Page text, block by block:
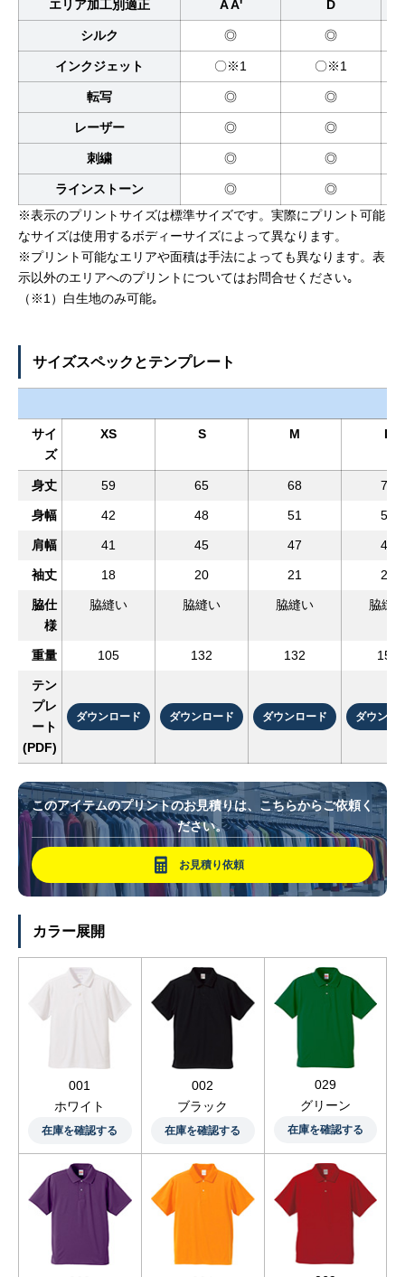
エリア加工別適正 A A' D
シルク ◎ ◎
インクジェット 〇※1 〇※1
転写 ◎ ◎
レーザー ◎ ◎
刺繍 ◎ ◎
ラインストーン ◎
◎
※表示のプリントサイズは標準サイズです。実際にプリント可能
なサイズは使用するボディーサイズによって異なります。
※プリント可能なエリアや面積は手法によっても異なります。表
示以外のエリアへのプリントについてはお問合せください｡
（※1）白生地のみ可能｡
サイズスペックとテンプレート
サイ
ズ
XS S M L
身丈 59 65 68 71
身幅 42 48 51 54
肩幅 41 45 47 49
袖丈 18 20 21 22
脇仕
様
脇縫い 脇縫い 脇縫い 脇縫
重量 105 132 132 158
テン
プレ
ート
(PDF)
ダウンロード ダウンロード ダウンロード ダウンロ
このアイテムのプリントのお見積りは、こちらからご依頼く
ださい。
お見積り依頼
カラー展開
001
ホワイト
在庫を確認する
002
ブラック
在庫を確認する
029
グリーン
在庫を確認する